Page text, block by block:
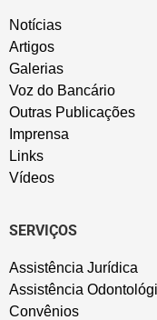
Notícias
Artigos
Galerias
Voz do Bancário
Outras Publicações
Imprensa
Links
Vídeos
SERVIÇOS
Assistência Jurídica
Assistência
Convênios